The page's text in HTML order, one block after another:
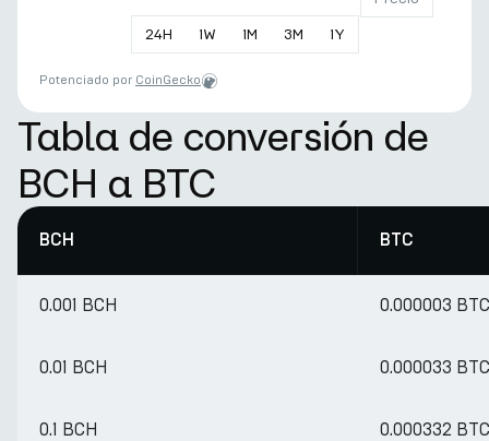
24H 1W 1M 3M 1Y
Potenciado por CoinGecko
Tabla de conversión de
BCH a BTC
BCH BTC
0.001 BCH 0.000003 BTC
0.01 BCH 0.000033 BTC
0.1 BCH 0.000332 BTC